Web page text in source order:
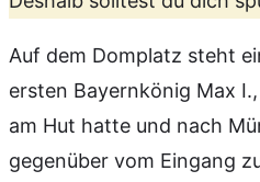
Auf dem Domplatz steht
ersten Bayernkönig Max
am Hut hatte und nach
gegenüber vom Eingang